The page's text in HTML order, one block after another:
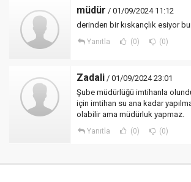
müdür / 01/09/2024 11:12
derinden bir kıskançlık esiyor
Yanıtla (0) (0)
Zadali / 01/09/2024 23:01
Şube müdürlüğü imtihanla
için imtihan su ana kadar
olabilir ama müdürluk yapmaz.
Yanıtla (0) (0)